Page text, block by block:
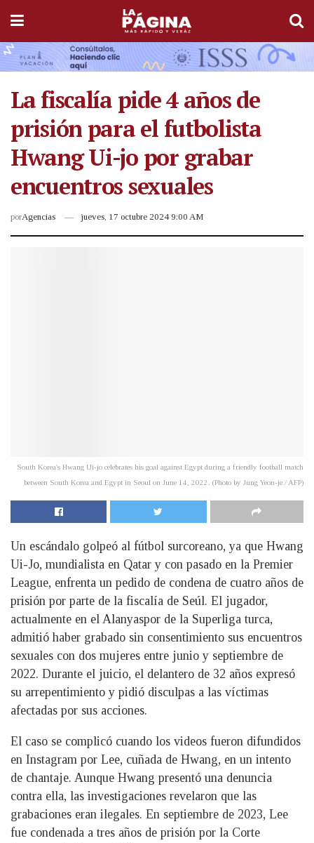
La fiscalía pide 4 años de
prisión para el futbolista
Hwang Ui-jo por grabar
encuentros sexuales
porAgencias jueves, 17 octubre 2024 9:00 AM
South Korea's Hwang Ui-jo celebrates his goal against Egypt during a friendly football match
between South Korea and Egypt in Seoul on June 14, 2022. (Photo by Jung Yeon-je / AFP)
Un escándalo golpeó al fútbol surcoreano, ya que Hwang
Ui-Jo, mundialista en Qatar y con pasado en la Premier
League, enfrenta un pedido de condena de cuatro años de
prisión por parte de la fiscalía de Seúl. El jugador,
actualmente en el Alanyaspor de la Superliga turca,
admitió haber grabado sin consentimiento sus encuentros
sexuales con dos mujeres entre junio y septiembre de
2022. Durante el juicio, el delantero de 32 años expresó
su arrepentimiento y pidió disculpas a las víctimas
afectadas por sus acciones.
El caso se complicó cuando los videos fueron difundidos
en Instagram por Lee, cuñada de Hwang, en un intento
de chantaje. Aunque Hwang presentó una denuncia
contra ella, las investigaciones revelaron que las
grabaciones eran ilegales. En septiembre de 2023, Lee
fue condenada a tres años de prisión por la Corte